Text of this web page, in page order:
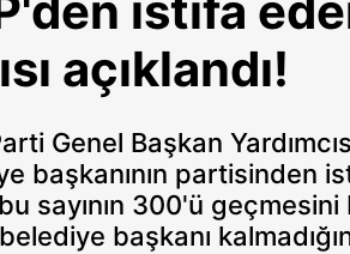
istifa
açıklandı!
Genel Başkan
başkanının partisinden
sayının 300'ü
başkanı